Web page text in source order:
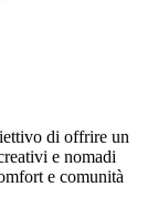
di offrire un
e nomadi
e comunità